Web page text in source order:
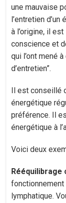
une mauvaise
l’entretien
à l’origine, il
conscience et
qui l’ont mené
d’entretien”.
Il est conseillé
énergétique
préférence. Il
énergétique à
Voici deux
Rééquilibrage
lymphatique.